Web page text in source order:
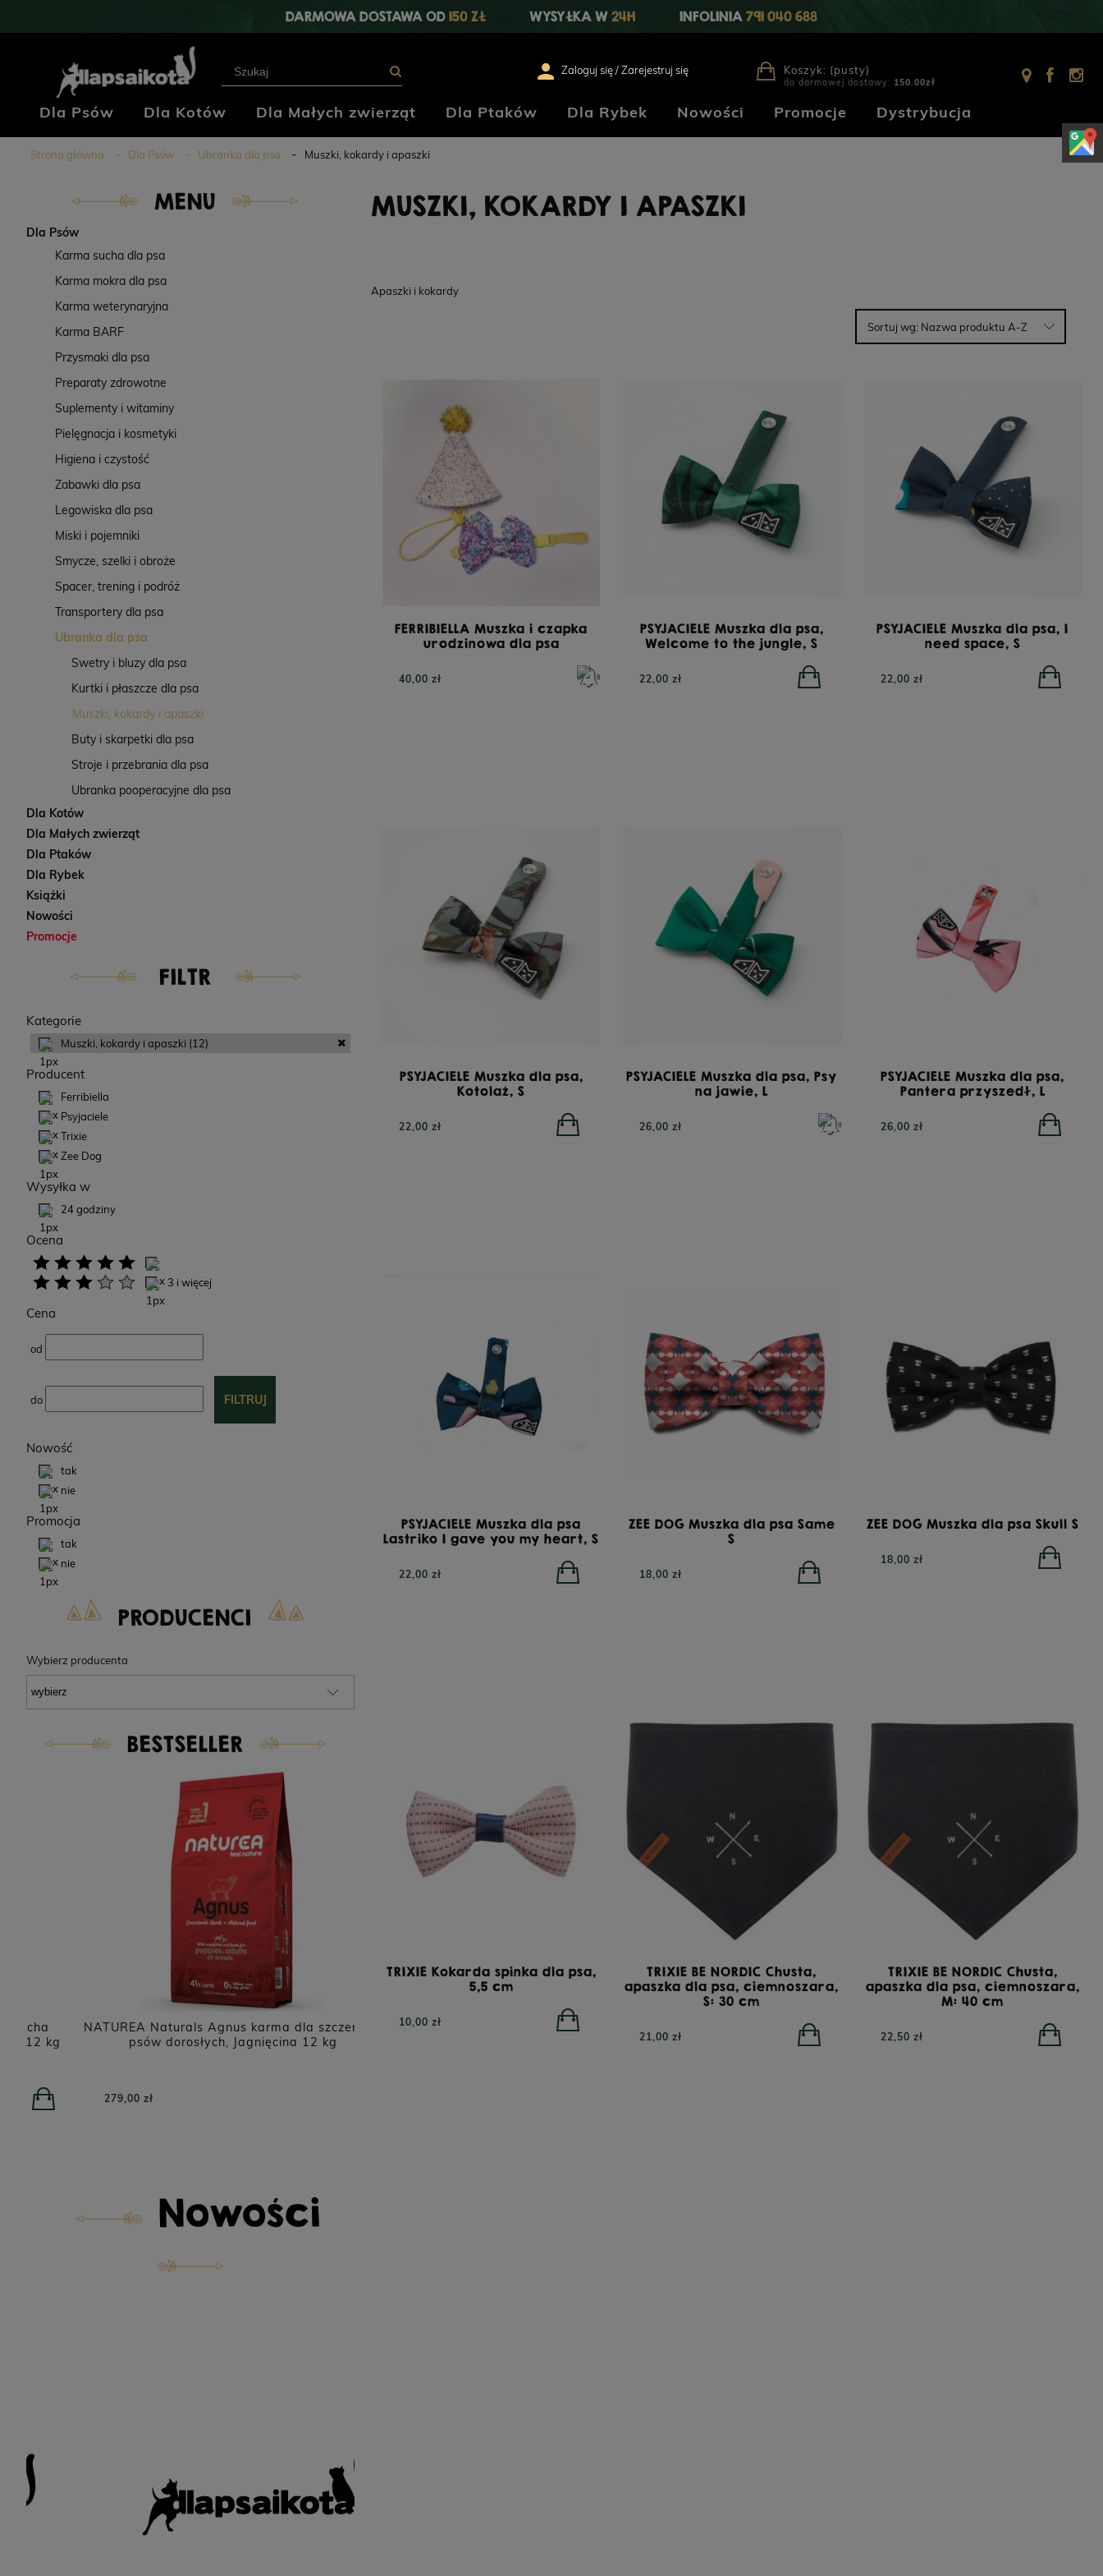
DARMOWA DOSTAWA OD 150 ZŁ WYSYŁKA W 24H INFOLINIA 791 040 688
Zaloguj się / Zarejestruj się Koszyk: (pusty)
do darmowej dostawy: 150.00zł
Dla Psów Dla Kotów Dla Małych zwierząt Dla Ptaków Dla Rybek Nowości Promocje
Dystrybucja
Klub Hodowców
Blog Kontakt
Strona główna Dla Psów Ubranka dla psa Muszki, kokardy i apaszki
MENU
Dla Psów
Karma sucha dla psa
Karma mokra dla psa
Karma weterynaryjna
Karma BARF
Przysmaki dla psa
Preparaty zdrowotne
Suplementy i witaminy
Pielęgnacja i kosmetyki
Higiena i czystość
Zabawki dla psa
Legowiska dla psa
Miski i pojemniki
Smycze, szelki i obroże
Spacer, trening i podróż
Transportery dla psa
Ubranka dla psa
Swetry i bluzy dla psa
Kurtki i płaszcze dla psa
Muszki, kokardy i apaszki
Buty i skarpetki dla psa
Stroje i przebrania dla psa
Ubranka pooperacyjne dla psa
Dla Kotów
Dla Małych zwierząt
Dla Ptaków
Dla Rybek
Książki
Nowości
Promocje
FILTR
Kategorie
Muszki, kokardy i apaszki (12)
Producent
Ferribiella
Psyjaciele
Trixie
Zee Dog
Wysyłka w
24 godziny
Ocena
3 i więcej
Cena
od
do FILTRUJ
Nowość
tak
nie
Promocja
tak
nie
PRODUCENCI
Wybierz producenta
BESTSELLER
NATUREA Naturals Agnus karma dla szczeniąt i
psów dorosłych, Jagnięcina 12 kg
TRIBAL Fresh Pressed Indyk, tłoczona na zimno
YORA All Breed GrainFree Mono Insect,
bezzbożowa sucha karma dla psów z insektami,
YORA Light/
karma dla
Nowości
MUSZKI, KOKARDY I APASZKI
Apaszki i kokardy
Sortuj wg: Nazwa produktu A-Z
FERRIBIELLA Muszka i czapka
urodzinowa dla psa
40,00 zł
PSYJACIELE Muszka dla psa,
Welcome to the jungle, S
22,00 zł
PSYJACIELE Muszka dla psa, I
need space, S
22,00 zł
PSYJACIELE Muszka dla psa,
Kotolaż, S
22,00 zł
PSYJACIELE Muszka dla psa, Psy
na jawie, L
26,00 zł
PSYJACIELE Muszka dla psa,
Pantera przyszedł, L
26,00 zł
PSYJACIELE Muszka dla psa
Lastriko I gave you my heart, S
22,00 zł
ZEE DOG Muszka dla psa Same
S
18,00 zł
ZEE DOG Muszka dla psa Skull S
18,00 zł
TRIXIE Kokarda spinka dla psa,
5,5 cm
10,00 zł
TRIXIE BE NORDIC Chusta,
apaszka dla psa, ciemnoszara,
S: 30 cm
21,00 zł
TRIXIE BE NORDIC Chusta,
apaszka dla psa, ciemnoszara,
M: 40 cm
22,50 zł